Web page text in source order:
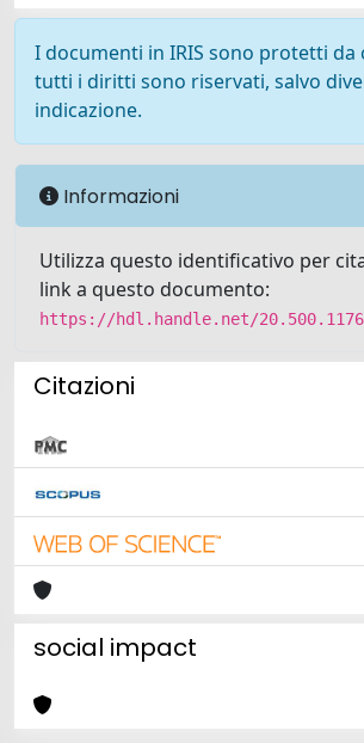
I documenti in IRIS sono protetti da
tutti i diritti sono riservati, salvo
indicazione.
Informazioni
Utilizza questo identificativo per
link a questo documento:
https://hdl.handle.net/
Citazioni
social impact